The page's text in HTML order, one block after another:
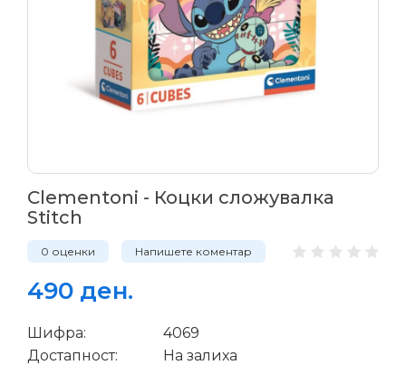
Clementoni - Коцки сложувалка
Stitch
0 оценки Напишете коментар
490 ден.
Шифра:
4069
Достапност:
На залиха